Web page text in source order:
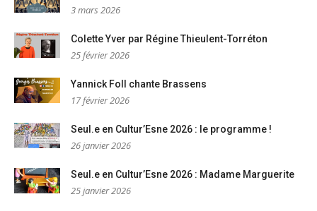
3 mars 2026
Colette Yver par Régine Thieulent-Torréton
25 février 2026
Yannick Foll chante Brassens
17 février 2026
Seul.e en Cultur’Esne 2026 : le programme !
26 janvier 2026
Seul.e en Cultur’Esne 2026 : Madame Marguerite
25 janvier 2026